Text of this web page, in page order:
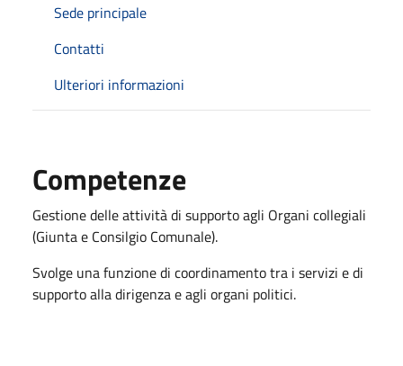
Sede principale
Contatti
Ulteriori informazioni
Competenze
Gestione delle attività di supporto agli Organi collegiali
(Giunta e Consilgio Comunale).
Svolge una funzione di coordinamento tra i servizi e di
supporto alla dirigenza e agli organi politici.